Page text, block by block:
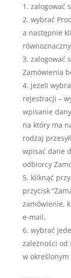
zalogować
wybrać
a następnie
zalogować
Zamówienia
jeżeli
rejestracji –
wpisanie
na który ma
rodzaj
wpisać dane
odbiorcy
kliknąć
przycisk
zamówienie,
e-mail,
wybrać
zależności od
w